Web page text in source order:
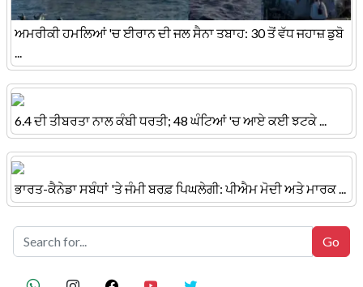
ਅਮਰੀਕੀ ਹਮਲਿਆਂ 'ਚ ਈਰਾਨ ਦੀ ਜਲ ਸੈਨਾ ਤਬਾਹ: 30 ਤੋਂ ਵੱਧ ਜਹਾਜ਼ ਡੁਬੋ
...
6.4 ਦੀ ਤੀਬਰਤਾ ਨਾਲ ਕੰਬੀ ਧਰਤੀ; 48 ਘੰਟਿਆਂ 'ਚ ਆਏ ਕਈ ਝਟਕੇ ...
ਭਾਰਤ-ਕੈਨੇਡਾ ਸਬੰਧਾਂ 'ਤੇ ਜੰਮੀ ਬਰਫ਼ ਪਿਘਲੇਗੀ: ਪੀਐਮ ਮੋਦੀ ਅਤੇ ਮਾਰਕ ...